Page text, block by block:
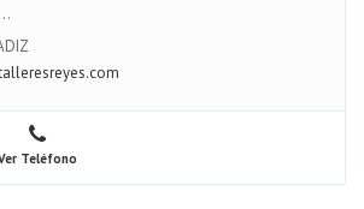
Teléfono